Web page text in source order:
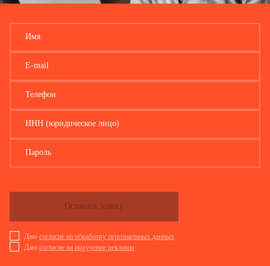
Имя
E-mail
Телефон
ИНН (юридическое лицо)
Пароль
Даю согласие на обработку персональных данных
Даю согласие на получение рекламы
Оставить заявку